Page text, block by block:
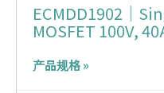
ECMDD1902｜
MOSFET 100V,
产品规格 »